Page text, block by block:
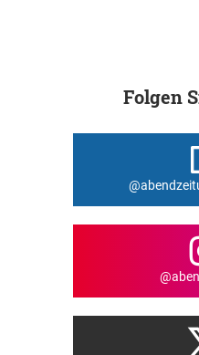
Folgen